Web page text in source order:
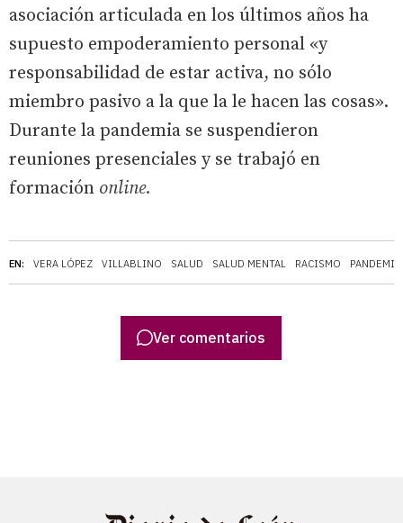
EN: VERA LÓPEZ VILLABLINO SALUD SALUD MENTAL RACISMO PANDEMIA
asociación articulada en los últimos años ha
supuesto empoderamiento personal «y
responsabilidad de estar activa, no sólo
miembro pasivo a la que la le hacen las cosas».
Durante la pandemia se suspendieron
reuniones presenciales y se trabajó en
formación online.
Ver comentarios